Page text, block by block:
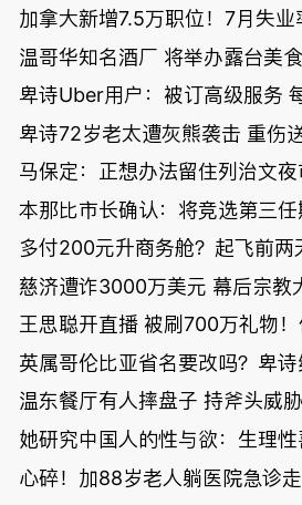
加拿大新增7.5万职位！7月失
温哥华知名酒厂 将举办露台美
卑诗Uber用户：被订高级服务
卑诗72岁老太遭灰熊袭击 重伤送
马保定：正想办法留住列治文夜
本那比市长确认：将竞选第三任
多付200元升商务舱？起飞前两
慈济遭诈3000万美元 幕后宗教
王思聪开直播 被刷700万礼物
英属哥伦比亚省名要改吗？卑
温东餐厅有人摔盘子 持斧头威
她研究中国人的性与欲：生理
心碎！加88岁老人躺医院急诊